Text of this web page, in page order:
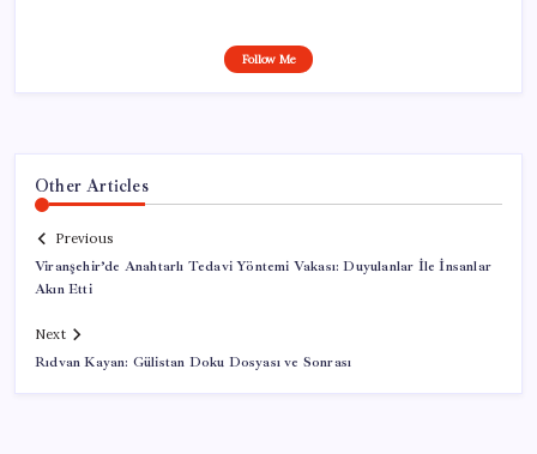
Follow Me
Other Articles
Previous
Viranşehir’de Anahtarlı Tedavi Yöntemi Vakası: Duyulanlar İle İnsanlar
Akın Etti
Next
Rıdvan Kayan: Gülistan Doku Dosyası ve Sonrası